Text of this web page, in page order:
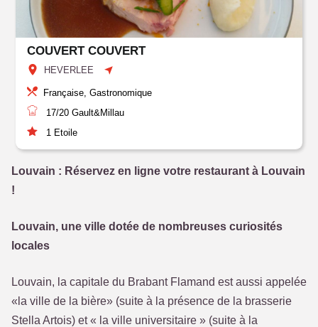
COUVERT COUVERT
HEVERLEE
Française, Gastronomique
17/20 Gault&Millau
1 Etoile
Louvain : Réservez en ligne votre restaurant à Louvain
!
Louvain, une ville dotée de nombreuses curiosités
locales
Louvain, la capitale du Brabant Flamand est aussi appelée
«la ville de la bière» (suite à la présence de la brasserie
Stella Artois) et « la ville universitaire » (suite à la